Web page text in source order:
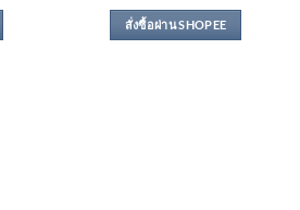
สั่งซื้อผ่าน SHOPEE